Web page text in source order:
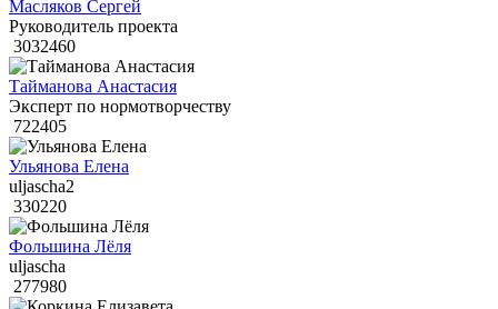
Масляков Сергей
Руководитель проекта
3032460
Тайманова Анастасия
Эксперт по нормотворчеству
722405
Ульянова Елена
uljascha2
330220
Фольшина Лёля
uljascha
277980